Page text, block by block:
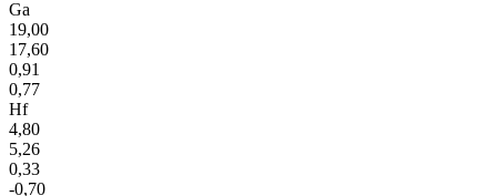
Ga
19,00
17,60
0,91
0,77
Hf
4,80
5,26
0,33
-0,70